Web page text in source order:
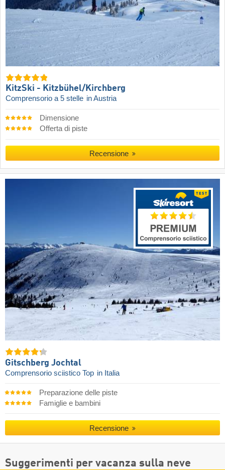
KitzSki - Kitzbühel/​Kirchberg
Comprensorio a 5 stelle in Austria
Dimensione
Offerta di piste
Recensione
Gitschberg Jochtal
Comprensorio sciistico Top in Italia
Preparazione delle piste
Famiglie e bambini
Recensione
Suggerimenti per vacanza sulla neve